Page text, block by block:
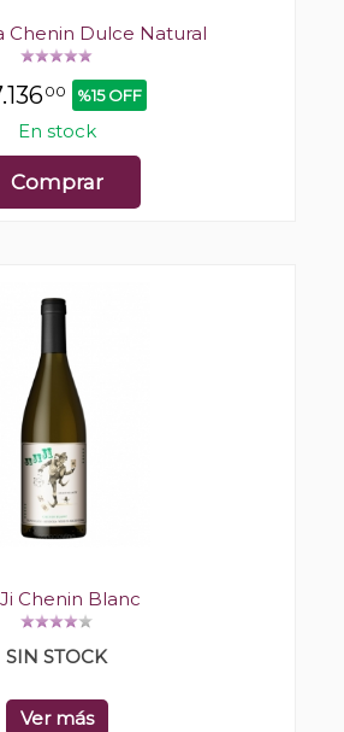
Chenin Dulce Natural
00 %15 OFF
En stock
Comprar
Chenin Blanc
SIN STOCK
Ver más